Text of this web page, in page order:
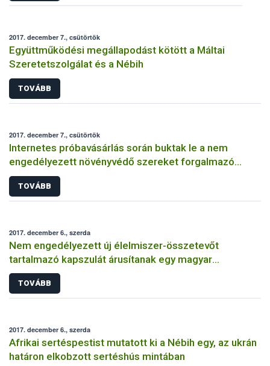
2017. december 7., csütörtök
Együttműködési megállapodást kötött a Máltai
Szeretetszolgálat és a Nébih
TOVÁBB
2017. december 7., csütörtök
Internetes próbavásárlás során buktak le a nem
engedélyezett növényvédő szereket forgalmazó
magánszemélyek
TOVÁBB
2017. december 6., szerda
Nem engedélyezett új élelmiszer-összetevőt
tartalmazó kapszulát árusítanak egy magyar
webáruházban
TOVÁBB
2017. december 6., szerda
Afrikai sertéspestist mutatott ki a Nébih egy, az ukrán
határon elkobzott sertéshús mintában